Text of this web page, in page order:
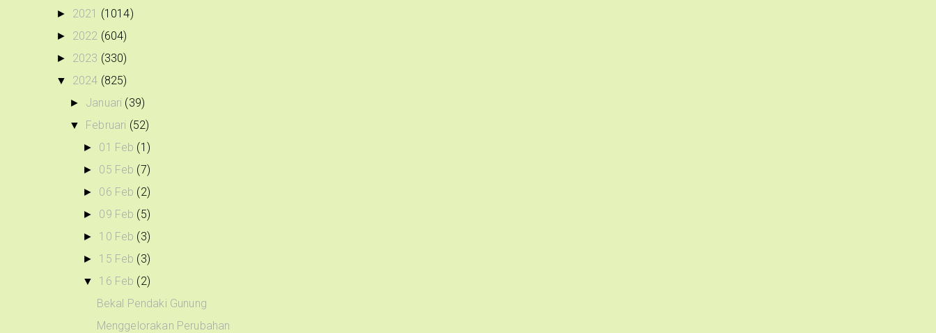
► 2021 (1014)
► 2022 (604)
► 2023 (330)
▼ 2024 (825)
► Januari (39)
▼ Februari (52)
► 01 Feb (1)
► 05 Feb (7)
► 06 Feb (2)
► 09 Feb (5)
► 10 Feb (3)
► 15 Feb (3)
▼ 16 Feb (2)
Bekal Pendaki Gunung
Menggelorakan Perubahan